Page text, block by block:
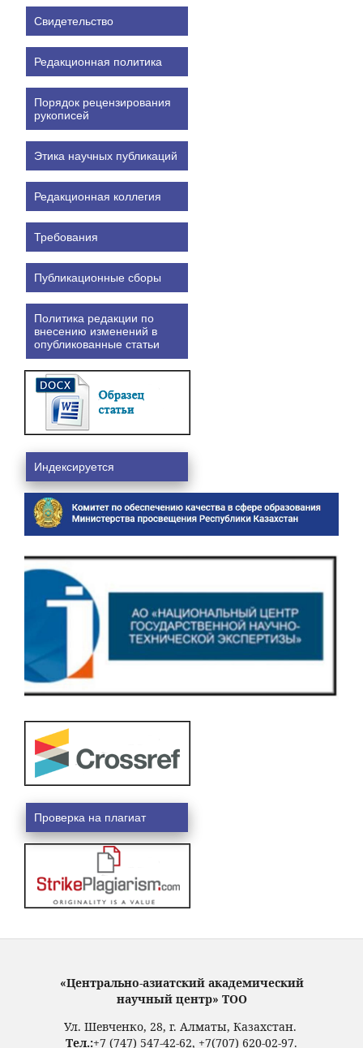
Свидетельство
Редакционная политика
Порядок рецензирования
рукописей
Этика научных публикаций
Редакционная коллегия
Требования
Публикационные сборы
Политика редакции по
внесению изменений в
опубликованные статьи
Индексируется
Проверка на плагиат
«Центрально-азиатский академический
научный центр» ТОО
Ул. Шевченко, 28, г. Алматы, Казахстан.
Тел.:+7 (747) 547-42-62, +7(707) 620-02-97.